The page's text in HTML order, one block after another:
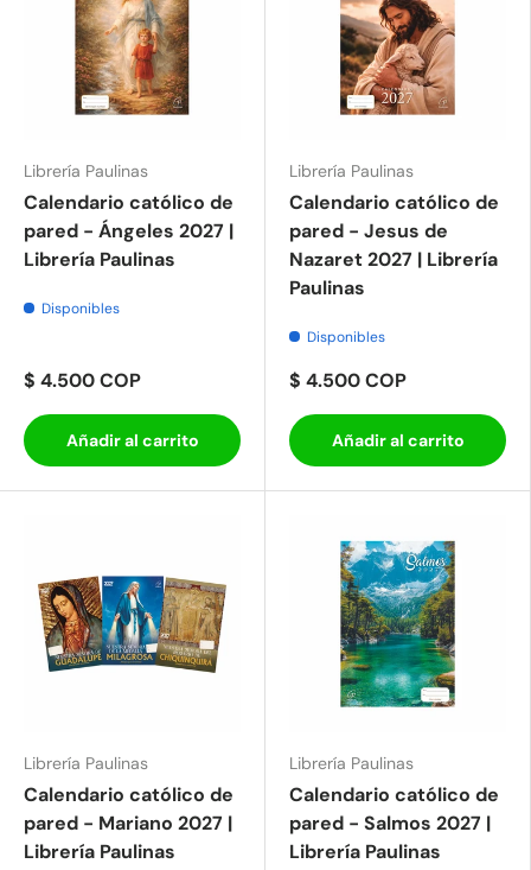
Librería Paulinas
Calendario católico de
pared - Ángeles 2027 |
Librería Paulinas
Disponibles
$ 4.500 COP
Añadir al carrito
Librería Paulinas
Calendario católico de
pared - Jesus de
Nazaret 2027 | Librería
Paulinas
Disponibles
$ 4.500 COP
Añadir al carrito
Librería Paulinas
Calendario católico de
pared - Mariano 2027 |
Librería Paulinas
Librería Paulinas
Calendario católico de
pared - Salmos 2027 |
Librería Paulinas